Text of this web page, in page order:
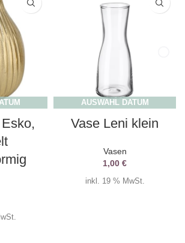
AUSWAHL DATUM
Vase Leni klein
Vasen
1,00 €
inkl. 19 % MwSt.